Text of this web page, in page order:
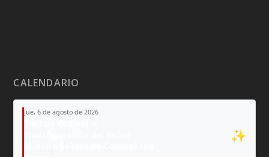
CALENDARIO
Jue, 6 de agosto de 2026
✨